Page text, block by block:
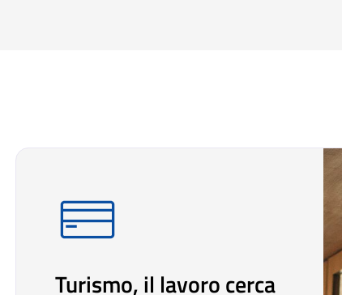
Turismo, il lavoro cerca